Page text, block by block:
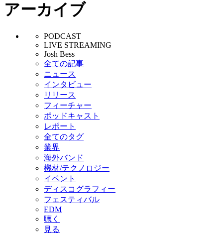
アーカイブ
PODCAST
LIVE STREAMING
Josh Bess
全ての記事
ニュース
インタビュー
リリース
フィーチャー
ポッドキャスト
レポート
全てのタグ
業界
海外バンド
機材/テクノロジー
イベント
ディスコグラフィー
フェスティバル
EDM
聴く
見る